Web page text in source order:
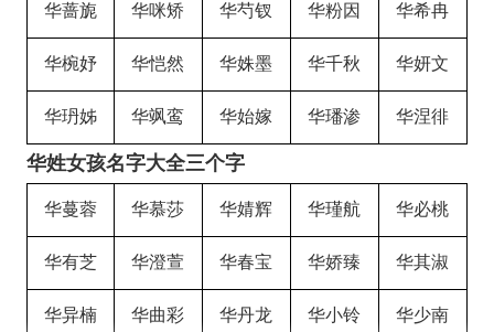
华蔷旎 华咪矫 华芍钗 华粉因 华希冉
华椀妤 华恺然 华姝墨 华千秋 华妍文
华玬姊 华飒鸾 华始嫁 华璠渗 华涅徘
华姓女孩名字大全三个字
华蔓蓉 华慕莎 华婧辉 华瑾航 华必桃
华有芝 华澄萱 华春宝 华娇臻 华其淑
华异楠 华曲彩 华丹龙 华小铃 华少南